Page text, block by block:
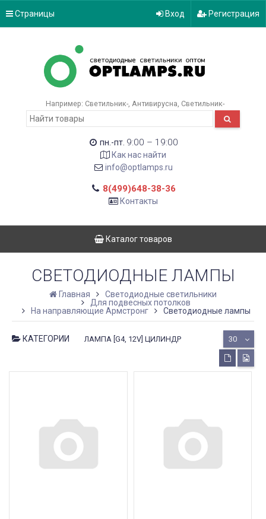
Страницы Вход Регистрация
Например: Светильник- Антивирусна Светильник-
пн.-пт. 9:00 – 19:00
Как нас найти
info@optlamps.ru
8(499)648-38-36
Контакты
Каталог товаров
СВЕТОДИОДНЫЕ ЛАМПЫ
Главная
Светодиодные светильники
Для подвесных потолков
На направляющие Армстронг
Светодиодные лампы
КАТЕГОРИИ ЛАМПА [G4, 12V] ЦИЛИНДР 30